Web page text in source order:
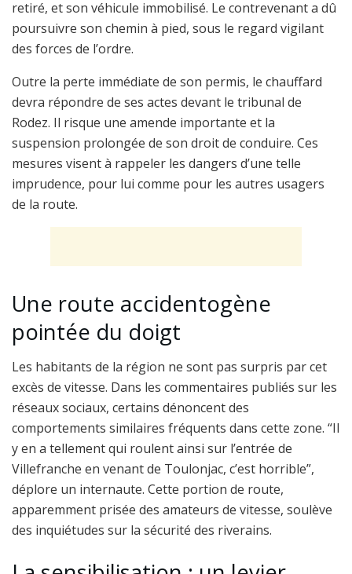
retiré, et son véhicule immobilisé. Le contrevenant a dû
poursuivre son chemin à pied, sous le regard vigilant
des forces de l’ordre.
Outre la perte immédiate de son permis, le chauffard
devra répondre de ses actes devant le tribunal de
Rodez. Il risque une amende importante et la
suspension prolongée de son droit de conduire. Ces
mesures visent à rappeler les dangers d’une telle
imprudence, pour lui comme pour les autres usagers
de la route.
Une route accidentogène
pointée du doigt
Les habitants de la région ne sont pas surpris par cet
excès de vitesse. Dans les commentaires publiés sur les
réseaux sociaux, certains dénoncent des
comportements similaires fréquents dans cette zone. “Il
y en a tellement qui roulent ainsi sur l’entrée de
Villefranche en venant de Toulonjac, c’est horrible”,
déplore un internaute. Cette portion de route,
apparemment prisée des amateurs de vitesse, soulève
des inquiétudes sur la sécurité des riverains.